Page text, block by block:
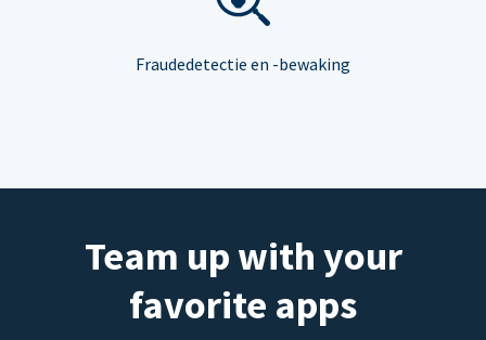
Fraudedetectie en -bewaking
Team up with your
favorite apps